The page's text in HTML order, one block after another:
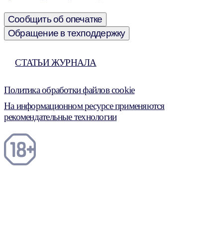
Сообщить об опечатке
Обращение в техподдержку
СТАТЬИ ЖУРНАЛА
Политика обработки файлов cookie
На информационном ресурсе применяются
рекомендательные технологии